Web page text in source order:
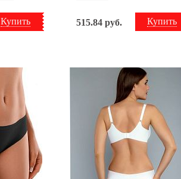
Купить Купить
515.84 руб.